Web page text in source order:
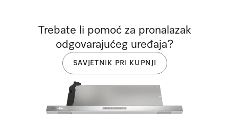
Trebate li pomoć za pronalazak
odgovarajućeg uređaja?
SAVJETNIK PRI KUPNJI